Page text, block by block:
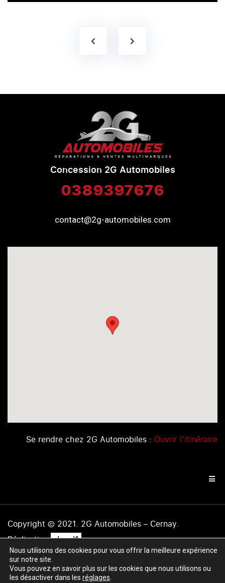
Concession 2G Automobiles
0389397676
contact@2g-automobiles.com
Se rendre chez 2G Automobiles : Ouvrir l’itinéraire
Copyright © 2021. 2G Automobiles – Cernay.
Réalisation .level1
Mentions légales|Politique de confidentialité|Plan du
site
Nous utilisons des cookies pour vous offrir la meilleure expérience
sur notre site.
Vous pouvez en savoir plus sur les cookies que nous utilisons ou
les désactiver dans les réglages